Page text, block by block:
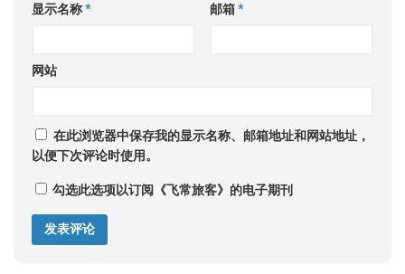
显示名称* 邮箱*
网站
在此浏览器中保存我的显示名称、邮箱地址和网站地址，
以便下次评论时使用。
勾选此选项以订阅《飞常旅客》的电子期刊